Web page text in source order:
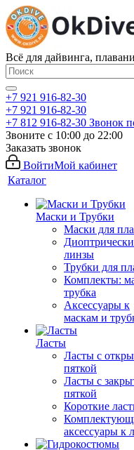
Всё для дайвинга,
+7 921 916-82-30
+7 921 916-82-30
+7 812 916-82-30 Звонок
Звоните с 10:00 до 22:00
Заказать звонок
ВойтиМой кабинет
Каталог
Маски и Трубки
Маски для
линзы
Трубки для
Комплекты:
трубка
Аксессуары к
маскам и
Ласты
Ласты с
пяткой
Ласты с
пяткой
Короткие
аксессуары к